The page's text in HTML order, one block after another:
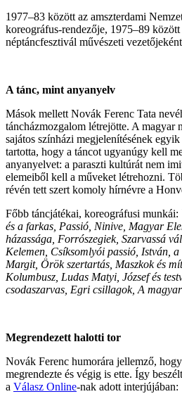
1977–83 között az amszterdami
koreográfus-rendezője, 1975–89
néptáncfesztivál művészeti
A tánc, mint anyanyelv
Mások mellett Novák Ferenc Tata
táncházmozgalom létrejötte. A magyar
sajátos színházi megjelenítésének
tartotta, hogy a táncot ugyanúgy kell
anyanyelvet: a paraszti kultúrát nem
elemeiből kell a műveket létrehozni.
révén tett szert komoly hírnévre a
Főbb táncjátékai, koreográfusi munkái:
és a farkas, Passió, Ninive, Magyar
házassága, Forrószegiek, Szarvassá
Kelemen, Csíksomlyói passió, István,
Margit, Örök szertartás, Maszkok és
Kolumbusz, Ludas Matyi, József és
csodaszarvas, Egri csillagok, A
Megrendezett halotti tor
Novák Ferenc humorára jellemző,
megrendezte és végig is ette. Így
a Válasz Online-nak adott interjújában: